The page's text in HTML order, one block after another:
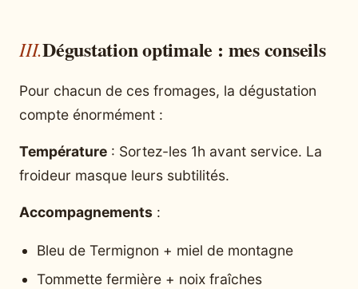
Dégustation optimale : mes conseils
Pour chacun de ces fromages, la dégustation
compte énormément :
Température : Sortez-les 1h avant service. La
froideur masque leurs subtilités.
Accompagnements :
Bleu de Termignon + miel de montagne
Tommette fermière + noix fraîches